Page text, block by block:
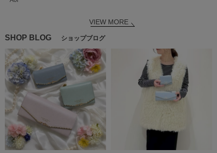
VIEW MORE
SHOP BLOG ショップブログ